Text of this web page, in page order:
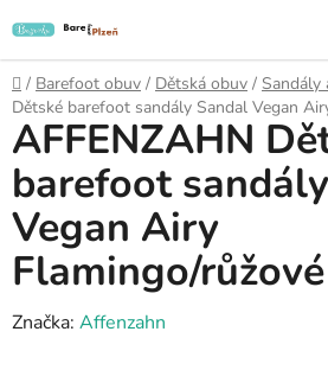
na
obsah
Domů
/ Barefoot obuv / Dětská obuv / Sandály
Dětské barefoot sandály Sandal Vegan
AFFENZAHN
barefoot
Vegan Airy
Flamingo/růžové
Značka: Affenzahn